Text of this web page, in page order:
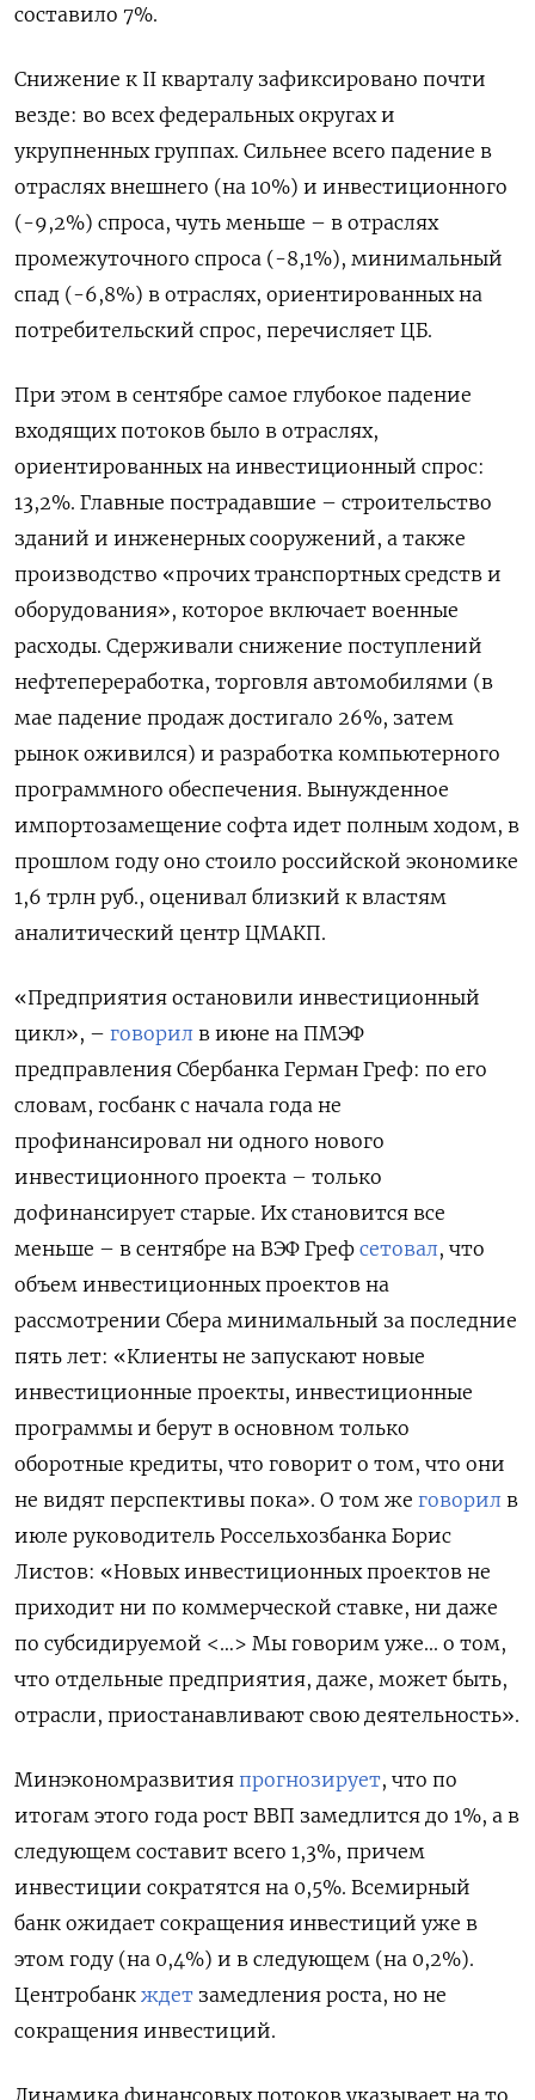
составило 7%.
Снижение к II кварталу зафиксировано почти
везде: во всех федеральных округах и
укрупненных группах. Сильнее всего падение в
отраслях внешнего (на 10%) и инвестиционного
(-9,2%) спроса, чуть меньше – в отраслях
промежуточного спроса (-8,1%), минимальный
спад (-6,8%) в отраслях, ориентированных на
потребительский спрос, перечисляет ЦБ.
При этом в сентябре самое глубокое падение
входящих потоков было в отраслях,
ориентированных на инвестиционный спрос:
13,2%. Главные пострадавшие – строительство
зданий и инженерных сооружений, а также
производство «прочих транспортных средств и
оборудования», которое включает военные
расходы. Сдерживали снижение поступлений
нефтепереработка, торговля автомобилями (в
мае падение продаж достигало 26%, затем
рынок оживился) и разработка компьютерного
программного обеспечения. Вынужденное
импортозамещение софта идет полным ходом, в
прошлом году оно стоило российской экономике
1,6 трлн руб., оценивал близкий к властям
аналитический центр ЦМАКП.
«Предприятия остановили инвестиционный
цикл», – говорил в июне на ПМЭФ
предправления Сбербанка Герман Греф: по его
словам, госбанк с начала года не
профинансировал ни одного нового
инвестиционного проекта – только
дофинансирует старые. Их становится все
меньше – в сентябре на ВЭФ Греф сетовал, что
объем инвестиционных проектов на
рассмотрении Сбера минимальный за последние
пять лет: «Клиенты не запускают новые
инвестиционные проекты, инвестиционные
программы и берут в основном только
оборотные кредиты, что говорит о том, что они
не видят перспективы пока». О том же говорил в
июле руководитель Россельхозбанка Борис
Листов: «Новых инвестиционных проектов не
приходит ни по коммерческой ставке, ни даже
по субсидируемой <…> Мы говорим уже... о том,
что отдельные предприятия, даже, может быть,
отрасли, приостанавливают свою деятельность».
Минэкономразвития прогнозирует, что по
итогам этого года рост ВВП замедлится до 1%, а в
следующем составит всего 1,3%, причем
инвестиции сократятся на 0,5%. Всемирный
банк ожидает сокращения инвестиций уже в
этом году (на 0,4%) и в следующем (на 0,2%).
Центробанк ждет замедления роста, но не
сокращения инвестиций.
Динамика финансовых потоков указывает на то,